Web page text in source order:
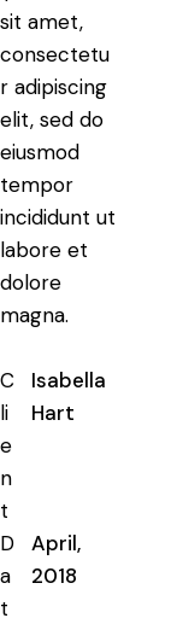
sit amet,
consectetu
r adipiscing
elit, sed do
eiusmod
tempor
incididunt ut
labore et
dolore
magna.
C
li
e
n
t
Isabella
Hart
D
a
t
April,
2018